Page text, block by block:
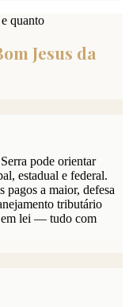
quanto
Jesus da
pode orientar
estadual e federal.
pagos a maior, defesa
tributário
em lei — tudo com